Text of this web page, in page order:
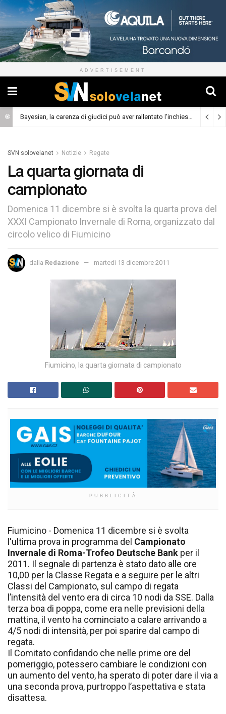
ADVERTISEMENT
Bayesian, la carenza di giudici può aver rallentato l’inchiesta (Cronaca)
SVN solovelanet Notizie Regate
La quarta giornata di
campionato
Domenica 11 dicembre si è svolta la quarta prova del
XXXI Campionato Invernale di Roma, organizzato dal
circolo velico di Fiumicino
dalla Redazione martedì 13 dicembre 2011
Fiumicino, la quarta giornata di campionato
PUBBLICITÀ
Fiumicino - Domenica 11 dicembre si è svolta
l'ultima prova in programma del Campionato
Invernale di Roma-Trofeo Deutsche Bank per il
2011. Il segnale di partenza è stato dato alle ore
10,00 per la Classe Regata e a seguire per le altri
Classi del Campionato, sul campo di regata
l’intensità del vento era di circa 10 nodi da SSE. Dalla
terza boa di poppa, come era nelle previsioni della
mattina, il vento ha cominciato a calare arrivando a
4/5 nodi di intensità, per poi sparire dal campo di
regata.
Il Comitato confidando che nelle prime ore del
pomeriggio, potessero cambiare le condizioni con
un aumento del vento, ha sperato di poter dare il via a
una seconda prova, purtroppo l’aspettativa e stata
disattesa.